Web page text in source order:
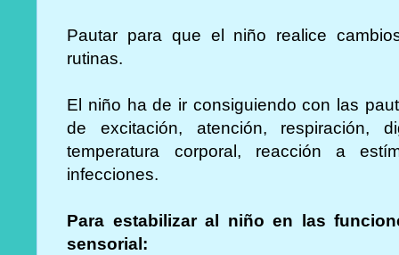
Pautar para que el niño realice
rutinas.
El niño ha de ir consiguiendo con las
de excitación, atención, respiración,
temperatura corporal, reacción a
infecciones.
Para estabilizar al niño en las
sensorial: